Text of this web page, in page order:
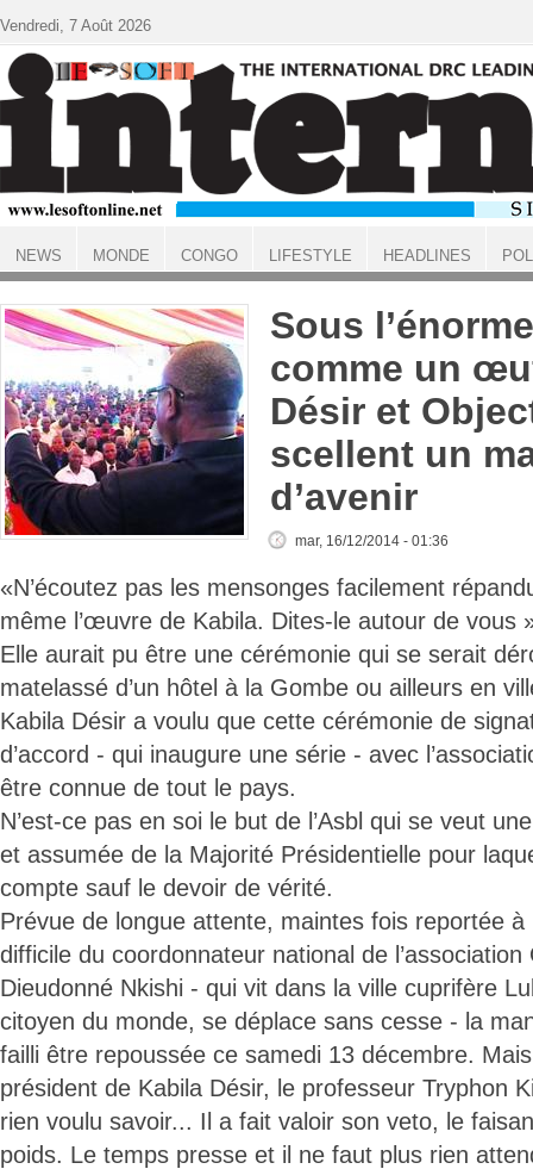
ACCUEIL
Sous
comme un
Désir et
scellent un
d’avenir
mar, 16/12/2014 - 01:36
«N’écoutez pas les mensonges facilement
même l’œuvre de Kabila. Dites-le autour de vous
Elle aurait pu être une cérémonie qui se serait
matelassé d’un hôtel à la Gombe ou ailleurs en
Kabila Désir a voulu que cette cérémonie de
d’accord - qui inaugure une série - avec
être connue de tout le pays.
N’est-ce pas en soi le but de l’Asbl qui se veut
et assumée de la Majorité Présidentielle pour
compte sauf le devoir de vérité.
Prévue de longue attente, maintes fois reportée à
difficile du coordonnateur national de l’association
Dieudonné Nkishi - qui vit dans la ville cuprifère
citoyen du monde, se déplace sans cesse - la
failli être repoussée ce samedi 13 décembre.
président de Kabila Désir, le professeur Tryphon
rien voulu savoir... Il a fait valoir son veto, le
poids. Le temps presse et il ne faut plus rien
Vendredi, 7 Août 2026
NEWS MONDE CONGO LIFESTYLE HEADLINES